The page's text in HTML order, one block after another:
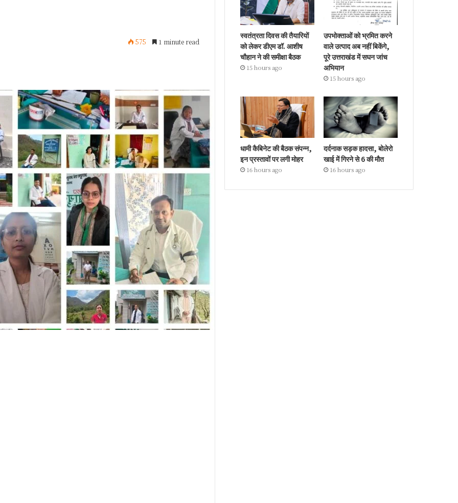
575 1 minute read
स्वतंत्रता दिवस की तैयारियों
को लेकर डीएम डॉ. आशीष
चौहान ने की समीक्षा बैठक
15 hours ago
उपभोक्ताओं को भ्रमित करने
वाले उत्पाद अब नहीं बिकेंगे,
पूरे उत्तराखंड में सघन जांच
अभियान
15 hours ago
धामी कैबिनेट की बैठक संपन्न,
इन प्रस्तावों पर लगी मोहर
16 hours ago
दर्दनाक सड़क हादसा, बोलेरो
खाई में गिरने से 6 की मौत
16 hours ago